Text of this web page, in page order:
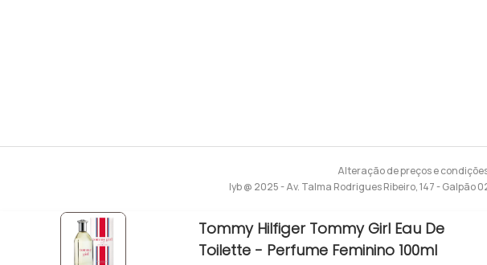
Alteração de preços e
lyb @ 2025 - Av. Talma Rodrigues Ribeiro, 147 - Galpão
Tommy Hilfiger Tommy Girl Eau De
Toilette - Perfume Feminino 100ml